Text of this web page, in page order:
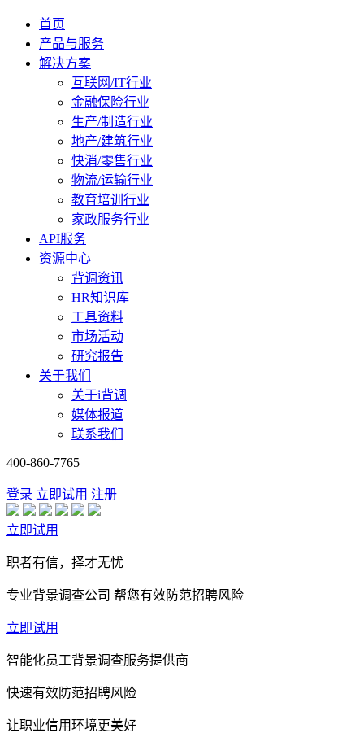
首页
产品与服务
解决方案
互联网/IT行业
金融保险行业
生产/制造行业
地产/建筑行业
快消/零售行业
物流/运输行业
教育培训行业
家政服务行业
API服务
资源中心
背调资讯
HR知识库
工具资料
市场活动
研究报告
关于我们
关于i背调
媒体报道
联系我们
400-860-7765
登录 立即试用 注册
立即试用
职者有信，择才无忧
专业背景调查公司 帮您有效防范招聘风险
立即试用
智能化员工背景调查服务提供商
快速有效防范招聘风险
让职业信用环境更美好